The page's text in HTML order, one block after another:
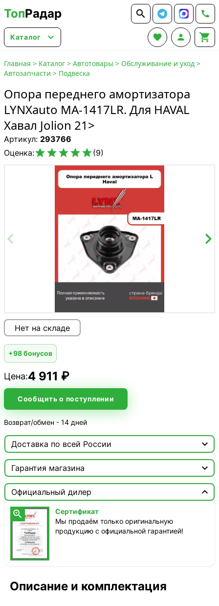
ТопРадар  
Каталог    
Главная > Каталог > Автотовары > Обслуживание и уход >
Автозапчасти > Подвеска
Опора переднего амортизатора
LYNXauto MA-1417LR. Для HAVAL
Хавал Jolion 21>
Артикул: 293766
Оценка:(9)
Нет на складе
+98 бонусов
Цена:4 911 ₽
Сообщить о поступлении
Возврат/обмен - 14 дней
Доставка по всей России 

Доставка этого товара недоступна
Гарантия магазина

Сертификат
Мы продаём только оригинальную продукцию с
официальной гарантией!
Официальный дилер


Сертификат
Мы продаём только оригинальную
продукцию с официальной гарантией!
Описание и комплектация